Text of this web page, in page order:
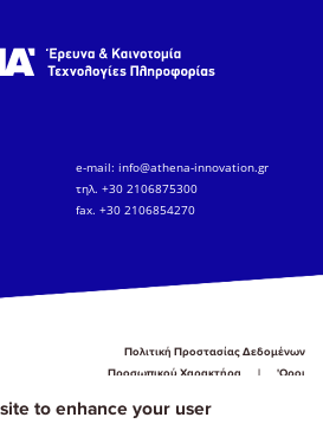
e-mail: info@athena-innovation.gr
τηλ. +30 2106875300
fax. +30 2106854270
Πολιτική Προστασίας Δεδομένων
Προσωπικού Χαρακτήρα
'Οροι
to enhance your user